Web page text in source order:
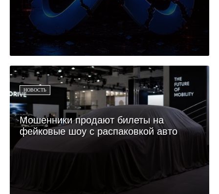
НОВОСТЬ
Мошенники продают билеты на
фейковые шоу с распаковкой авто